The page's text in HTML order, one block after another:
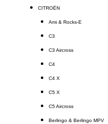
CITROËN
Ami & Rocks-E
C3
C3 Aircross
C4
C4 X
C5 X
C5 Aircross
Berlingo & Berlingo MPV